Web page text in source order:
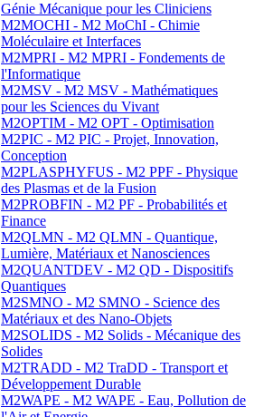
Génie Mécanique pour les Cliniciens
M2MOCHI - M2 MoChI - Chimie
Moléculaire et Interfaces
M2MPRI - M2 MPRI - Fondements de
l'Informatique
M2MSV - M2 MSV - Mathématiques
pour les Sciences du Vivant
M2OPTIM - M2 OPT - Optimisation
M2PIC - M2 PIC - Projet, Innovation,
Conception
M2PLASPHYFUS - M2 PPF - Physique
des Plasmas et de la Fusion
M2PROBFIN - M2 PF - Probabilités et
Finance
M2QLMN - M2 QLMN - Quantique,
Lumière, Matériaux et Nanosciences
M2QUANTDEV - M2 QD - Dispositifs
Quantiques
M2SMNO - M2 SMNO - Science des
Matériaux et des Nano-Objets
M2SOLIDS - M2 Solids - Mécanique des
Solides
M2TRADD - M2 TraDD - Transport et
Développement Durable
M2WAPE - M2 WAPE - Eau, Pollution de